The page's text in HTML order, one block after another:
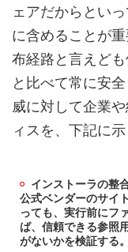
ェアだからとい
に含めることが
布経路と言えど
と比べて常に安
威に対して企業
ィスを、下記に示
インストーラの整
公式ベンダーのサイ
っても、実行前にフ
ば、信頼できる参照
がないかを検証する。